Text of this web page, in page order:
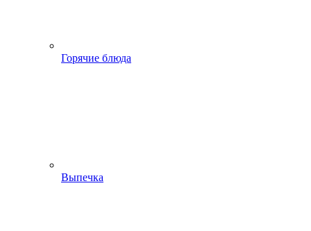
Горячие блюда
Выпечка